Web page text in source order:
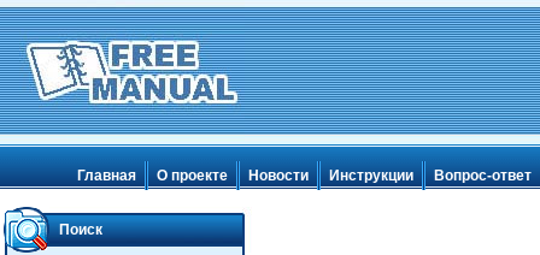
Главная О проекте Новости Инструкции Вопрос-ответ
Поиск